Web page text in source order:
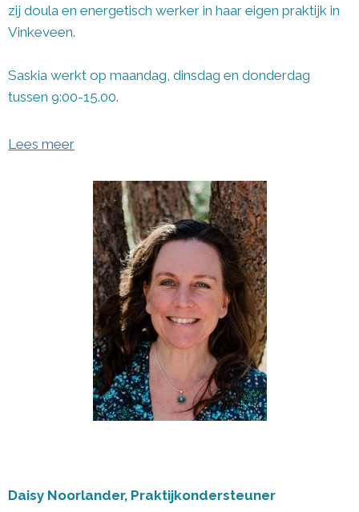
zij doula en energetisch werker in haar eigen praktijk in
Vinkeveen.
Saskia werkt op maandag, dinsdag en donderdag
tussen 9:00-15.00.
Lees meer
Daisy Noorlander, Praktijkondersteuner